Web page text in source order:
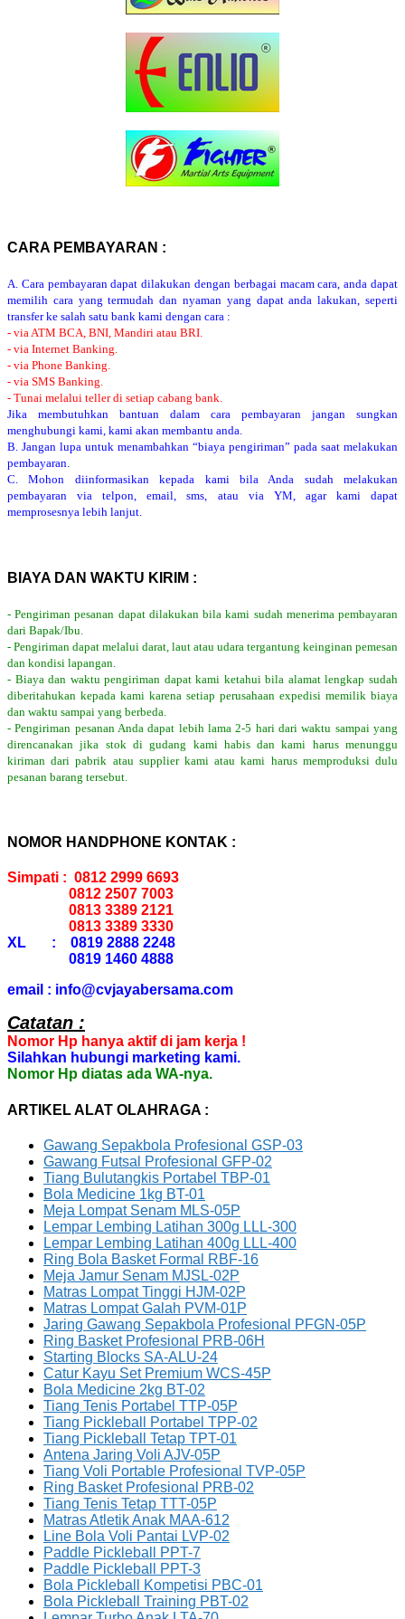
CARA PEMBAYARAN :
A. Cara pembayaran dapat dilakukan dengan berbagai macam cara, anda dapat
memilih cara yang termudah dan nyaman yang dapat anda lakukan, seperti
transfer ke salah satu bank kami dengan cara :
- via ATM BCA, BNI, Mandiri atau BRI.
- via Internet Banking.
- via Phone Banking.
- via SMS Banking.
- Tunai melalui teller di setiap cabang bank.
Jika membutuhkan bantuan dalam cara pembayaran jangan sungkan
menghubungi kami, kami akan membantu anda.
B. Jangan lupa untuk menambahkan “biaya pengiriman” pada saat melakukan
pembayaran.
C. Mohon diinformasikan kepada kami bila Anda sudah melakukan
pembayaran via telpon, email, sms, atau via YM, agar kami dapat
memprosesnya lebih lanjut.
BIAYA DAN WAKTU KIRIM :
- Pengiriman pesanan dapat dilakukan bila kami sudah menerima pembayaran
dari Bapak/Ibu.
- Pengiriman dapat melalui darat, laut atau udara tergantung keinginan pemesan
dan kondisi lapangan.
- Biaya dan waktu pengiriman dapat kami ketahui bila alamat lengkap sudah
diberitahukan kepada kami karena setiap perusahaan expedisi memilik biaya
dan waktu sampai yang berbeda.
- Pengiriman pesanan Anda dapat lebih lama 2-5 hari dari waktu sampai yang
direncanakan jika stok di gudang kami habis dan kami harus menunggu
kiriman dari pabrik atau supplier kami atau kami harus memproduksi dulu
pesanan barang tersebut.
NOMOR HANDPHONE KONTAK :
Simpati : 0812 2999 6693
0812 2507 7003
0813 3389 2121
0813 3389 3330
XL : 0819 2888 2248
0819 1460 4888
email : info@cvjayabersama.com
Catatan :
Nomor Hp hanya aktif di jam kerja !
Silahkan hubungi marketing kami.
Nomor Hp diatas ada WA-nya.
ARTIKEL ALAT OLAHRAGA :
Gawang Sepakbola Profesional GSP-03
Gawang Futsal Profesional GFP-02
Tiang Bulutangkis Portabel TBP-01
Bola Medicine 1kg BT-01
Meja Lompat Senam MLS-05P
Lempar Lembing Latihan 300g LLL-300
Lempar Lembing Latihan 400g LLL-400
Ring Bola Basket Formal RBF-16
Meja Jamur Senam MJSL-02P
Matras Lompat Tinggi HJM-02P
Matras Lompat Galah PVM-01P
Jaring Gawang Sepakbola Profesional PFGN-05P
Ring Basket Profesional PRB-06H
Starting Blocks SA-ALU-24
Catur Kayu Set Premium WCS-45P
Bola Medicine 2kg BT-02
Tiang Tenis Portabel TTP-05P
Tiang Pickleball Portabel TPP-02
Tiang Pickleball Tetap TPT-01
Antena Jaring Voli AJV-05P
Tiang Voli Portable Profesional TVP-05P
Ring Basket Profesional PRB-02
Tiang Tenis Tetap TTT-05P
Matras Atletik Anak MAA-612
Line Bola Voli Pantai LVP-02
Paddle Pickleball PPT-7
Paddle Pickleball PPT-3
Bola Pickleball Kompetisi PBC-01
Bola Pickleball Training PBT-02